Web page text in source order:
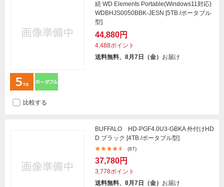
続 WD Elements Portable(Windows11対応)
WDBHJS0050BBK-JESN [5TB /ポータブル
型]
44,880円
4,488ポイント
送料無料、8月7日（金） お届け
比較する
BUFFALO HD-PGF4.0U3-GBKA 外付けHD
D ブラック [4TB /ポータブル型]
(87)
37,780円
3,778ポイント
送料無料、8月7日（金） お届け